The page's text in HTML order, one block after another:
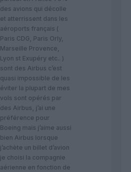
des avions qui décolle
et atterrissent dans les
aéroports français (
Paris CDG, Paris Orly,
Marseille Provence,
Lyon st Exupéry etc.. )
sont des Airbus c’est
quasi impossible de les
éviter la plupart de mes
vols sont opérés par
des Airbus, j’ai une
préférence pour
Boeing mais j’aime aussi
bien Airbus lorsque
j’achète un billet d’avion
je choisi la compagnie
aérienne en fonction de